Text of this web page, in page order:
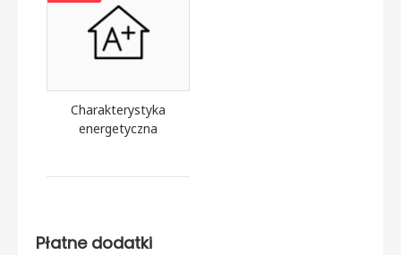
Charakterystyka
energetyczna
Płatne dodatki